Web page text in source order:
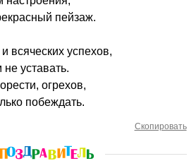
пейзаж.
всяческих успехов,
уставать.
огрехов,
побеждать.
Скопировать